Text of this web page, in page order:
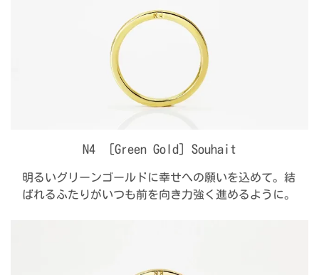
N4 ［Green Gold］Souhait
明るいグリーンゴールドに幸せへの願いを込めて。結
ばれるふたりがいつも前を向き力強く進めるように。